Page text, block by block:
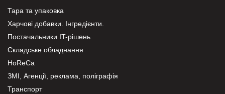
Тара та упаковка
Харчові добавки. Інгредієнти.
Постачальники IT-рішень
Складське обладнання
HoReCa
ЗМІ, Агенції, реклама, поліграфія
Транспорт